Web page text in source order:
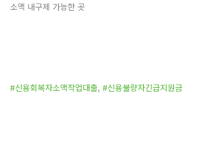
소액 내구제 가능한 곳
#신용회복자소액작업대출, #신용불량자긴급지원금